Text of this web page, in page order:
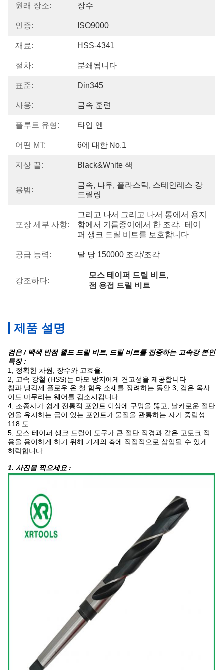
원래 장소: 장수
인증: ISO9000
재료: HSS-4341
절차: 분쇄됩니다
표준: Din345
사용: 금속 훈련
플루트 유형: 타입 엔
어떤 MT: 6에 대한 No.1
지상 끝: Black&White 색
용법:
금속, 나무, 플라스틱, 스테인레스 강
드릴링
포장 세부 사항:
그리고 나서 그리고 나서 통에서 용지
함에서 기름종이에서 한 조각.  테이
퍼 생크 드릴 비트를 보호합니다
공급 능력: 달 당 150000 조각/조각
강조하다:
모스 테이퍼 드릴 비트,
점 용접 드릴 비트
제품 설명
검은 / 백색 반점 웰드 드릴 비트, 드릴 비트를 집중하는 고속강 본인
특징 :
1, 정확한 차원, 장수와 고효율.
2, 고속 강철 (HSS)는 마모 방지에게 견고성을 제공합니다
칩과 냉각제 플로우 온 철 함유 소재를 장려하는 동안 3, 검은 옥사
이드 마무리는 웨어를 감소시킵니다
4, 조종사가 쉽게 전통적 포인트 이상에 구멍을 뚫고, 날카로운 절단
연을 유지하는 금이 있는 포인트가 물질을 관통하는 자기 중립성
118 도
5,
모스 테이퍼 생크 드릴이 도구가 큰 절단 직경과 같은 고토크 적
용을 용이하게 하기 위해 기계의 축에 직접적으로 삽입될 수 있게
허락합니다
1. 사진을 찍으세요 :